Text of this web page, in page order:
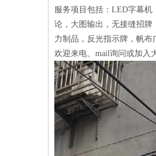
服务项目包括：LED字幕
论，大图输出，无接缝招
力制品，反光指示牌，帆布
欢迎来电、mail询问或加入